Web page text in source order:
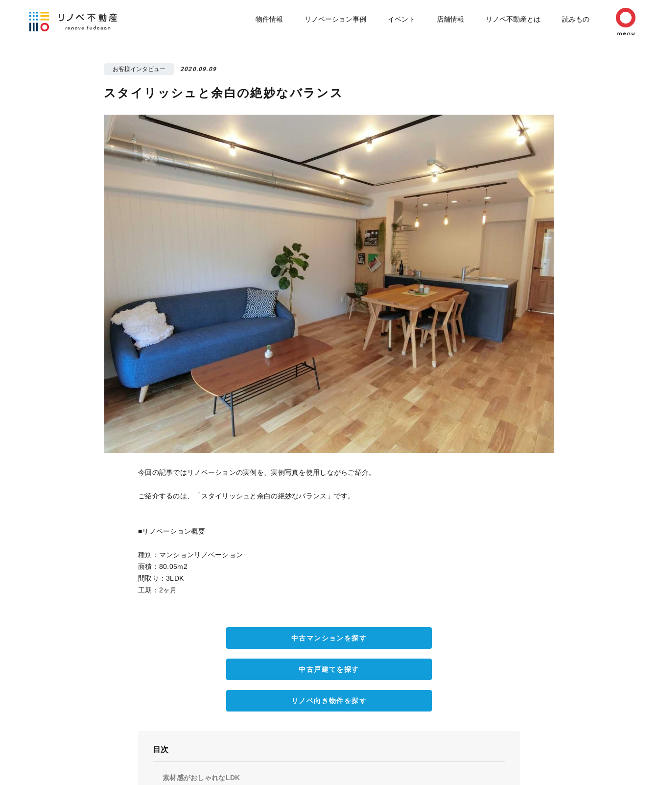
物件情報 リノベーション事例 イベント 店舗情報 リノベ不動産とは 読みもの
お客様インタビュー 2020.09.09
スタイリッシュと余白の絶妙なバランス
今回の記事ではリノベーションの実例を、実例写真を使用しながらご紹介。
ご紹介するのは、「スタイリッシュと余白の絶妙なバランス」です。
■リノベーション概要
種別：マンションリノベーション
面積：80.05m2
間取り：3LDK
工期：2ヶ月
中古マンションを探す
中古戸建てを探す
リノベ向き物件を探す
目次
素材感がおしゃれなLDK